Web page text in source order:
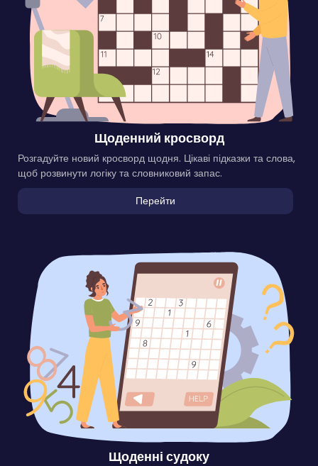
Щоденний кросворд
Розгадуйте новий кросворд щодня. Цікаві підказки та слова,
щоб розвинути логіку та словниковий запас.
Перейти
Щоденні судоку